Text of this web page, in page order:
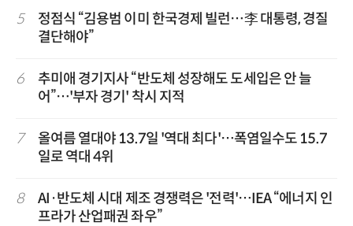
5
정점식 “김용범 이미 한국경제 빌런…李 대통령, 경질
결단해야”
6
추미애 경기지사 “반도체 성장해도 도세입은 안 늘
어”…'부자 경기' 착시 지적
7
올여름 열대야 13.7일 '역대 최다'…폭염일수도 15.7
일로 역대 4위
8
AI·반도체 시대 제조 경쟁력은 '전력'…IEA “에너지 인
프라가 산업패권 좌우”